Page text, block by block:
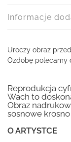
Informacje
Uroczy obraz
Ozdobę polecamy
Reprodukcja
Wach to
Obraz
sosnowe
O ARTYSTCE